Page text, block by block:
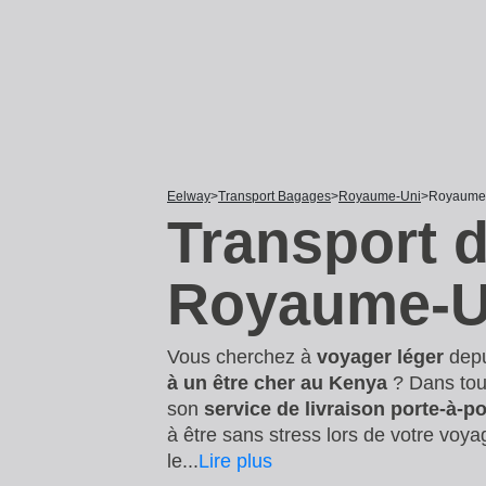
Eelway Transport Bagages Royaume-Uni
Transport
Royaume-
Vous cherchez à voyager léger
à un être cher au Kenya ? Dans
son service de livraison porte-à-
à être sans stress lors de votre
le...Lire plus